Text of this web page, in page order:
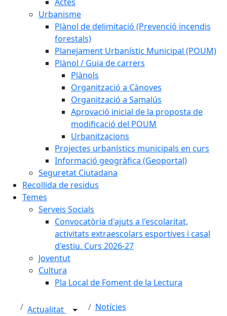
Urbanisme
Plànol de delimitació (Prevenció incendis
forestals)
Planejament Urbanístic Municipal (POUM)
Plànol / Guia de carrers
Plànols
Organització a Cànoves
Organització a Samalús
Aprovació inicial de la proposta de
modificació del POUM
Urbanitzacions
Projectes urbanístics municipals en curs
Informació geogràfica (Geoportal)
Seguretat Ciutadana
Recollida de residus
Temes
Serveis Socials
Convocatòria d'ajuts a l'escolaritat,
activitats extraescolars esportives i casal
d'estiu. Curs 2026-27
Joventut
Cultura
Pla Local de Foment de la Lectura
Actualitat Notícies